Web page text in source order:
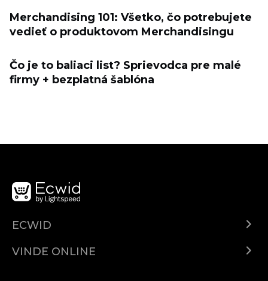
Merchandising 101: Všetko, čo potrebujete
vedieť o produktovom Merchandisingu
Čo je to baliaci list? Sprievodca pre malé
firmy + bezplatná šablóna
ECWID
Prețuri
VINDE ONLINE